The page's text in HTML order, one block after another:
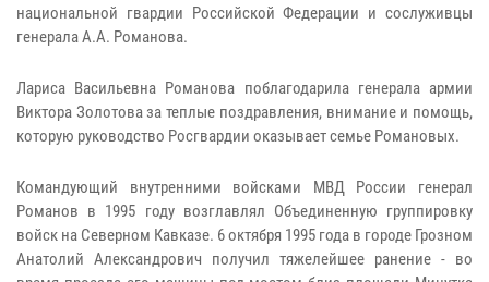
национальной гвардии Российской Федерации и сослуживцы
генерала А.А. Романова.
Лариса Васильевна Романова поблагодарила генерала армии
Виктора Золотова за теплые поздравления, внимание и помощь,
которую руководство Росгвардии оказывает семье Романовых.
Командующий внутренними войсками МВД России генерал
Романов в 1995 году возглавлял Объединенную группировку
войск на Северном Кавказе. 6 октября 1995 года в городе Грозном
Анатолий Александрович получил тяжелейшее ранение - во